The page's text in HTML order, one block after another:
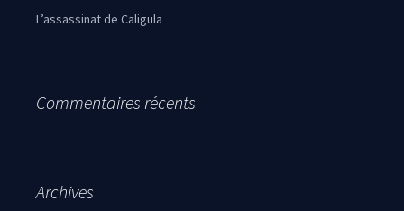
L’assassinat de Caligula
Commentaires récents
Archives